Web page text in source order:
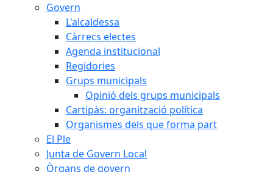
Govern
L'alcaldessa
Càrrecs electes
Agenda institucional
Regidories
Grups municipals
Opinió dels grups municipals
Cartipàs: organització política
Organismes dels que forma part
El Ple
Junta de Govern Local
Òrgans de govern